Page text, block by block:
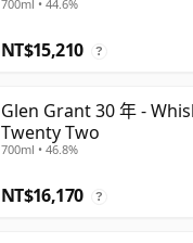
700ml • 44.6%
NT$15,210 ?
Glen Grant 30 年 -
Twenty Two
700ml • 46.8%
NT$16,170 ?